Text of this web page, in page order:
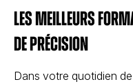
Les meilleurs
de précision
Dans votre quotidien